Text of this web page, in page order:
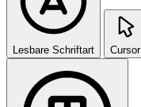
Lesbare Schriftart Cursor